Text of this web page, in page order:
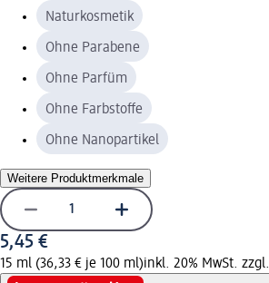
Naturkosmetik
Ohne Parabene
Ohne Parfüm
Ohne Farbstoffe
Ohne Nanopartikel
Weitere Produktmerkmale
5,45 €
15 ml (36,33 € je 100 ml)inkl. 20% MwSt. zzgl.